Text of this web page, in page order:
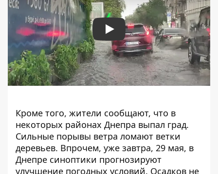
Play
Кроме того, жители сообщают, что в
некоторых районах Днепра выпал град.
Сильные порывы ветра ломают ветки
деревьев. Впрочем, уже завтра, 29 мая, в
Днепре синоптики прогнозируют
улучшение погодных условий. Осадков не